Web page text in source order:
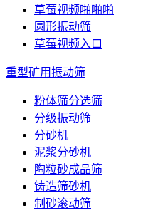
草莓视频啪啪啪
圆形振动筛
草莓视频入口
重型矿用振动筛
粉体筛分选筛
分级振动筛
分砂机
泥浆分砂机
陶粒砂成品筛
铸造筛砂机
制砂滚动筛